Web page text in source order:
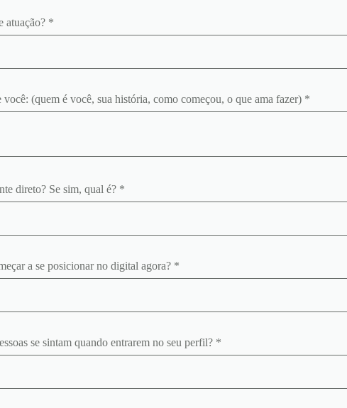
atuação? *
(quem é você, sua história, como começou, o que ama fazer) *
direto? Se sim, qual é? *
a se posicionar no digital agora? *
se sintam quando entrarem no seu perfil? *